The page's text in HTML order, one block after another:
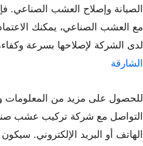
الصيانة وإصلاح العشب الصناعي.
مع العشب الصناعي، يمكنك
لدى الشركة لإصلاحها بسرعة
الشارقة
للحصول على مزيد من المعلومات
التواصل مع شركة تركيب عشب
الهاتف أو البريد الإلكتروني.